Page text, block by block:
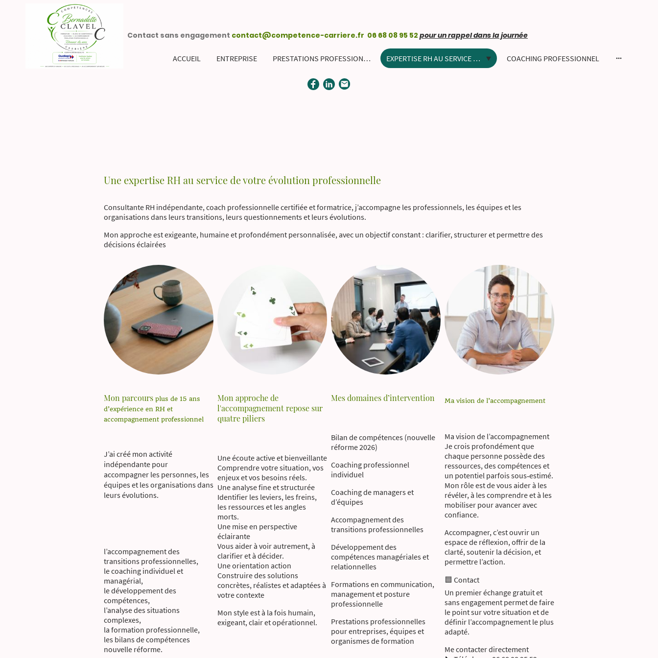
Contact sans engagement contact@competence-carriere.fr 06 68 08 95 52 pour un rappel dans la journée
ACCUEIL ENTREPRISE PRESTATIONS PROFESSIONNELLES ENTREPRISES EXPERTISE RH AU SERVICE DE VOTRE EVOLUTION COACHING PROFESSIONNEL
Une expertise RH au service de votre évolution professionnelle
Consultante RH indépendante, coach professionnelle certifiée et formatrice, j’accompagne les professionnels, les équipes et les
organisations dans leurs transitions, leurs questionnements et leurs évolutions.
Mon approche est exigeante, humaine et profondément personnalisée, avec un objectif constant : clarifier, structurer et permettre des
décisions éclairées
Mon parcours plus de 15 ans
d’expérience en RH et
accompagnement professionnel
J’ai créé mon activité
indépendante pour
accompagner les personnes, les
équipes et les organisations dans
leurs évolutions.
l’accompagnement des
transitions professionnelles,
le coaching individuel et
managérial,
le développement des
compétences,
l’analyse des situations
complexes,
la formation professionnelle,
les bilans de compétences
nouvelle réforme.
Mon approche de
l'accompagnement repose sur
quatre piliers
Une écoute active et bienveillante
Comprendre votre situation, vos
enjeux et vos besoins réels.
Une analyse fine et structurée
Identifier les leviers, les freins,
les ressources et les angles
morts.
Une mise en perspective
éclairante
Vous aider à voir autrement, à
clarifier et à décider.
Une orientation action
Construire des solutions
concrètes, réalistes et adaptées à
votre contexte
Mon style est à la fois humain,
exigeant, clair et opérationnel.
Mes domaines d’intervention
Bilan de compétences (nouvelle
réforme 2026)
Coaching professionnel
individuel
Coaching de managers et
d’équipes
Accompagnement des
transitions professionnelles
Développement des
compétences managériales et
relationnelles
Formations en communication,
management et posture
professionnelle
Prestations professionnelles
pour entreprises, équipes et
organismes de formation
Ma vision de l’accompagnement
Ma vision de l’accompagnement
Je crois profondément que
chaque personne possède des
ressources, des compétences et
un potentiel parfois sous‑estimé.
Mon rôle est de vous aider à les
révéler, à les comprendre et à les
mobiliser pour avancer avec
confiance.
Accompagner, c’est ouvrir un
espace de réflexion, offrir de la
clarté, soutenir la décision, et
permettre l’action.
🟦 Contact
Un premier échange gratuit et
sans engagement permet de faire
le point sur votre situation et de
définir l’accompagnement le plus
adapté.
Me contacter directement